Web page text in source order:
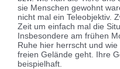
sie Menschen gewohnt
nicht mal ein Teleobjektiv.
Zeit um einfach mal die
Insbesondere am frühen
Ruhe hier herrscht und
freien Gelände geht. Ihre
beispielhaft.